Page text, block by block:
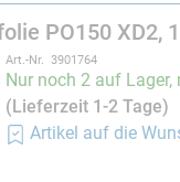
> 900 %bezieht sich
nicht mehr in den
stark plastisch
elastomere Folie
PO150 XD2,
Art.-Nr. 3901764
Nur noch 2 auf
(Lieferzeit 1-2 Tage)
Artikel auf die